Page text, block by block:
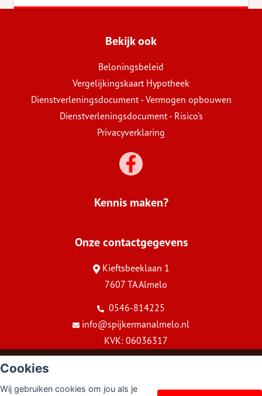
Cookies
Wij gebruiken cookies om jou als je
Bekijk ook
Beloningsbeleid
Vergelijkingskaart Hypotheek
Dienstverleningsdocument - Vermogen opbouwen
Dienstverleningsdocument - Risico's
Privacyverklaring
Kennis maken?
Onze contactgegevens
Kieftsbeeklaan 1
7607 TA Almelo
0546-814225
info@spijkermanalmelo.nl
KVK: 06036317
Sitemap
Disclaimer